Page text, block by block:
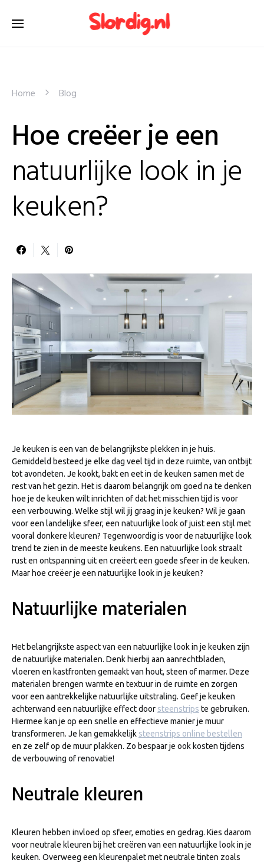
Home Blog
Hoe creëer je een
natuurlijke look in je
keuken?
Je keuken is een van de belangrijkste plekken in je huis.
Gemiddeld besteed je elke dag veel tijd in deze ruimte, van ontbijt
tot avondeten. Je kookt, bakt en eet in de keuken samen met de
rest van het gezin. Het is daarom belangrijk om goed na te denken
hoe je de keuken wilt inrichten of dat het misschien tijd is voor
een verbouwing. Welke stijl wil jij graag in je keuken? Wil je gaan
voor een landelijke sfeer, een natuurlijke look of juist een stijl met
vooral donkere kleuren? Tegenwoordig is voor de natuurlijke look
trend te zien in de meeste keukens. Een natuurlijke look straalt
rust en ontspanning uit en creëert een goede sfeer in de keuken.
Maar hoe creëer je een natuurlijke look in je keuken?
Natuurlijke materialen
Het belangrijkste aspect van een natuurlijke look in je keuken zijn
de natuurlijke materialen. Denk hierbij aan aanrechtbladen,
vloeren en kastfronten gemaakt van hout, steen of marmer. Deze
materialen brengen warmte en textuur in de ruimte en zorgen
voor een aantrekkelijke natuurlijke uitstraling. Geef je keuken
achterwand een natuurlijke effect door steenstrips te gebruiken.
Hiermee kan je op een snelle en effectieve manier je muur
transformeren. Je kan gemakkelijk steenstrips online bestellen
en ze zelf op de muur plakken. Zo bespaar je ook kosten tijdens
de verbouwing of renovatie!
Neutrale kleuren
Kleuren hebben invloed op sfeer, emoties en gedrag. Kies daarom
voor neutrale kleuren bij het creëren van een natuurlijke look in je
keuken. Overweeg een kleurenpalet met neutrale tinten zoals